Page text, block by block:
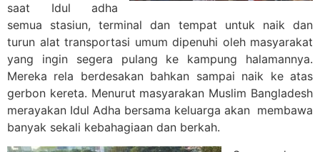
saat Idul adha
semua stasiun, terminal dan tempat untuk naik dan
turun alat transportasi umum dipenuhi oleh masyarakat
yang ingin segera pulang ke kampung halamannya.
Mereka rela berdesakan bahkan sampai naik ke atas
gerbon kereta. Menurut masyarakan Muslim Bangladesh
merayakan Idul Adha bersama keluarga akan membawa
banyak sekali kebahagiaan dan berkah.